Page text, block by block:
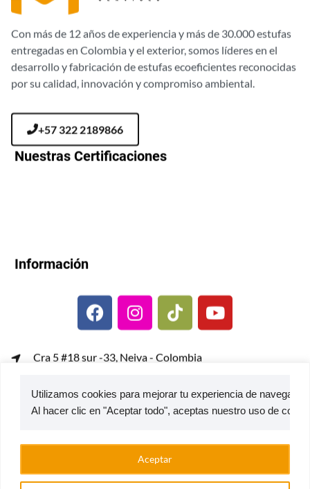
Utilizamos cookies para mejorar tu experiencia de
Aceptar
Con más de 12 años de experiencia y más de 30.000 estufas
entregadas en Colombia y el exterior, somos líderes en el
desarrollo y fabricación de estufas ecoeficientes reconocidas
por su calidad, innovación y compromiso ambiental.
+57 322 2189866
Nuestras Certificaciones
Información
Cra 5 #18 sur -33, Neiva - Colombia
Atención al usuario | PQRS
© 2026 — Estufas Ecoeficientes Metalcof